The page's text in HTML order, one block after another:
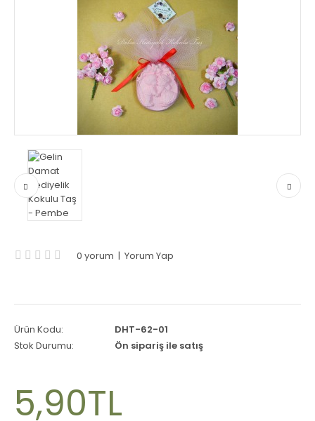
0 yorum | Yorum Yap
Ürün Kodu:
DHT-62-01
Stok Durumu:
Ön sipariş ile satış
5,90TL